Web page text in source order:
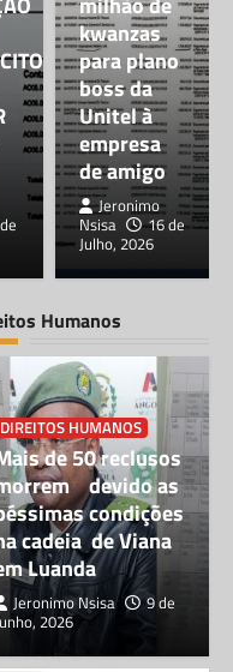
kwanzas
para plano
boss da
Unitel à
empresa
de amigo
Jeronimo
Nsisa
16 de
Julho, 2026
Humanos
DIREITOS HUMANOS
de 50 reclusos
devido as
condições
cadeia de Viana
Luanda
Jeronimo Nsisa
9 de
2026